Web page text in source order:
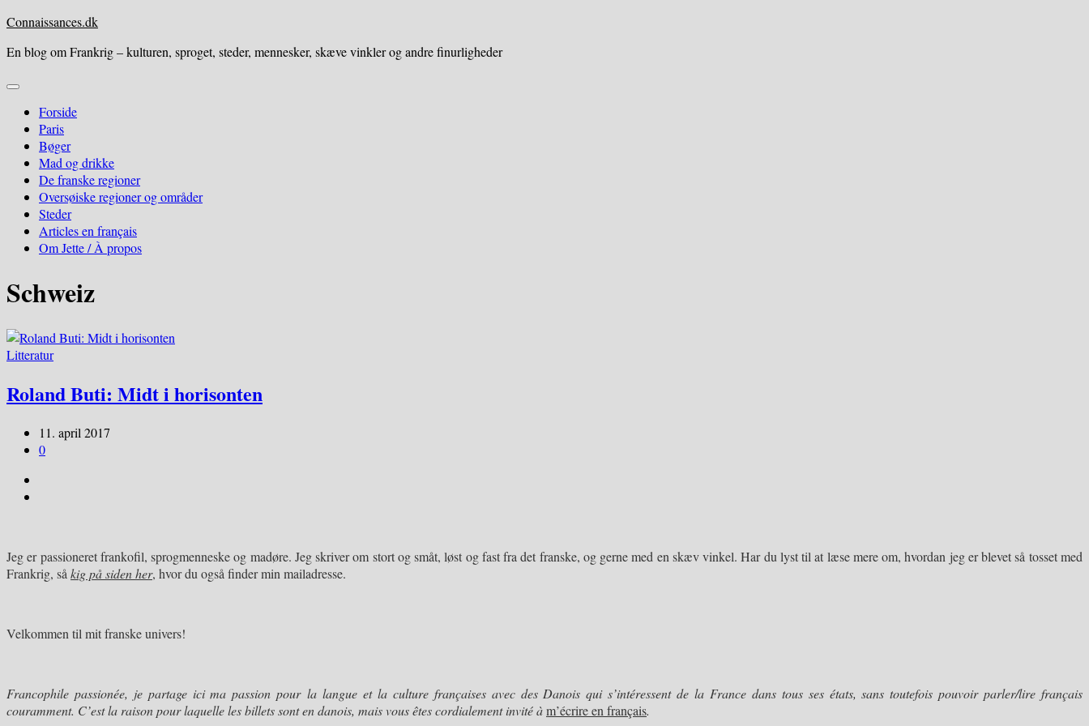
Skip
content
Connaissances.dk
En blog om Frankrig – kulturen, sproget, steder, mennesker, skæve vinkler og andre finurligheder
Expand
Forside
Paris
Bøger
Mad og drikke
De franske regioner
Oversøiske regioner og områder
Steder
Articles en français
Om Jette / À propos
Schweiz
Litteratur
Roland Buti: Midt i horisonten
11. april 2017
0
Jeg er passioneret frankofil, sprogmenneske og madøre. Jeg skriver om stort og småt, løst og fast fra det franske, og gerne med en skæv vinkel. Har du lyst til at læse mere om, hvordan jeg er blevet så tosset med
Frankrig, så kig på siden her, hvor du også finder min mailadresse.
Velkommen til mit franske univers!
Francophile passionée, je partage ici ma passion pourla langue et la culture françaises avec des Danois qui s’intéressent de la France dans tous ses états, sans toutefois pouvoir parler/lire français
couramment. C’est la raison pour laquelle les billets sont en danois, mais vous êtes cordialement invité àm’écrire en français.